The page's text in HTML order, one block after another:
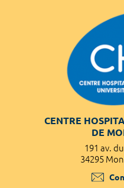
CENTRE
DE
191 av.
34295